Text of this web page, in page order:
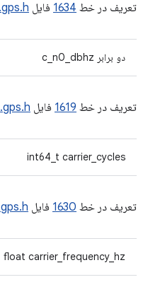
تعریف در خط 1634 فایل gps.h.
دو برابر c_n0_dbhz
تعریف در خط 1619 فایل gps.h.
int64_t carrier_cycles
تعریف در خط 1630 فایل gps.h.
float carrier_frequency_hz